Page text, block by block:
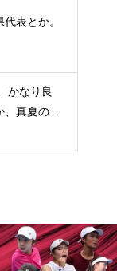
表とか。
かなり良
、真夏のテ